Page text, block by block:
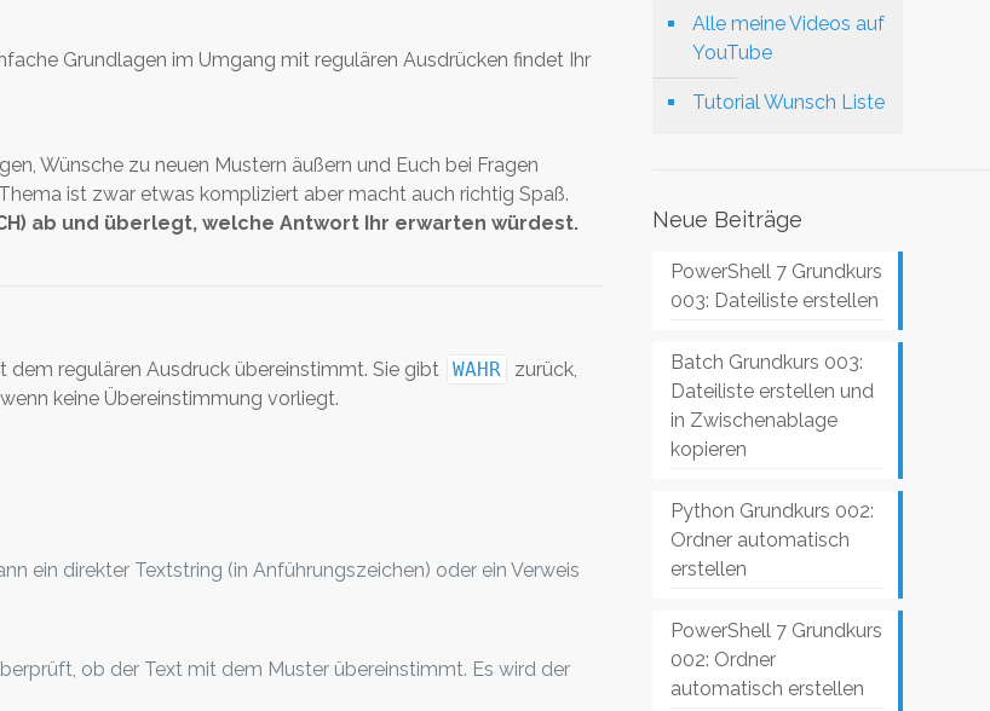
Grundlagen im Umgang mit regulären Ausdrücken findet Ihr
Wünsche zu neuen Mustern äußern und Euch bei Fragen
ist zwar etwas kompliziert aber macht auch richtig Spaß.
ab und überlegt, welche Antwort Ihr erwarten würdest.
regulären Ausdruck übereinstimmt. Sie gibt WAHR
zurück,
wenn keine Übereinstimmung vorliegt.
ein direkter Textstring (in Anführungszeichen) oder ein Verweis
ob der Text mit dem Muster übereinstimmt. Es wird der
Alle meine Videos auf
YouTube
Tutorial Wunsch Liste
Neue Beiträge
PowerShell 7 Grundkurs
003: Dateiliste erstellen
Batch Grundkurs 003:
Dateiliste erstellen und
in Zwischenablage
kopieren
Python Grundkurs 002:
Ordner automatisch
erstellen
PowerShell 7 Grundkurs
002: Ordner
automatisch erstellen